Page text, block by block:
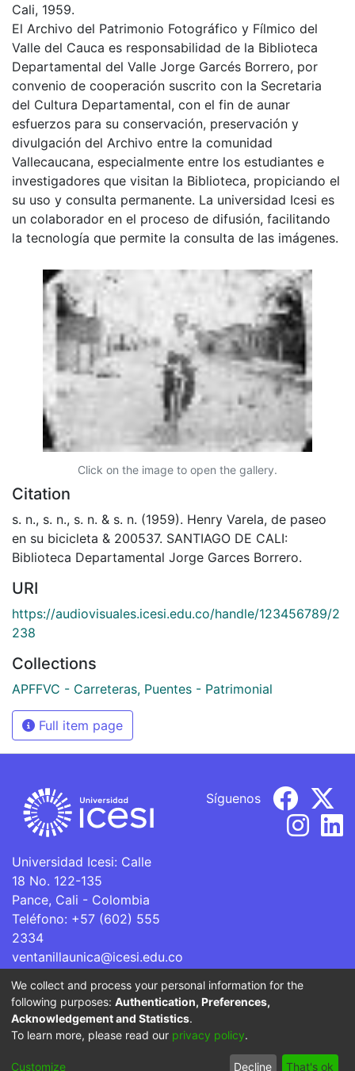
Cali, 1959.
El Archivo del Patrimonio Fotográfico y Fílmico del
Valle del Cauca es responsabilidad de la Biblioteca
Departamental del Valle Jorge Garcés Borrero, por
convenio de cooperación suscrito con la Secretaria
del Cultura Departamental, con el fin de aunar
esfuerzos para su conservación, preservación y
divulgación del Archivo entre la comunidad
Vallecaucana, especialmente entre los estudiantes e
investigadores que visitan la Biblioteca, propiciando el
su uso y consulta permanente. La universidad Icesi es
un colaborador en el proceso de difusión, facilitando
la tecnología que permite la consulta de las imágenes.
Click on the image to open the gallery.
Citation
s. n., s. n., s. n. & s. n. (1959). Henry Varela, de paseo
en su bicicleta & 200537. SANTIAGO DE CALI:
Biblioteca Departamental Jorge Garces Borrero.
URI
https://audiovisuales.icesi.edu.co/handle/123456789/2
238
Collections
APFFVC - Carreteras, Puentes - Patrimonial
Full item page
Universidad Icesi: Calle
18 No. 122-135
Pance, Cali - Colombia
Teléfono: +57 (602) 555
2334
ventanillaunica@icesi.edu.co
Síguenos
La Universidad Icesi es una Institución de Educación
Superior que se encuentra sujeta a inspección y vigilancia
por parte del Ministerio de Educación Nacional.
Cookie End User Send
We collect and process your personal information for the
following purposes: Authentication, Preferences,
Acknowledgement and Statistics.
To learn more, please read our privacy policy.
Customize Decline That's ok